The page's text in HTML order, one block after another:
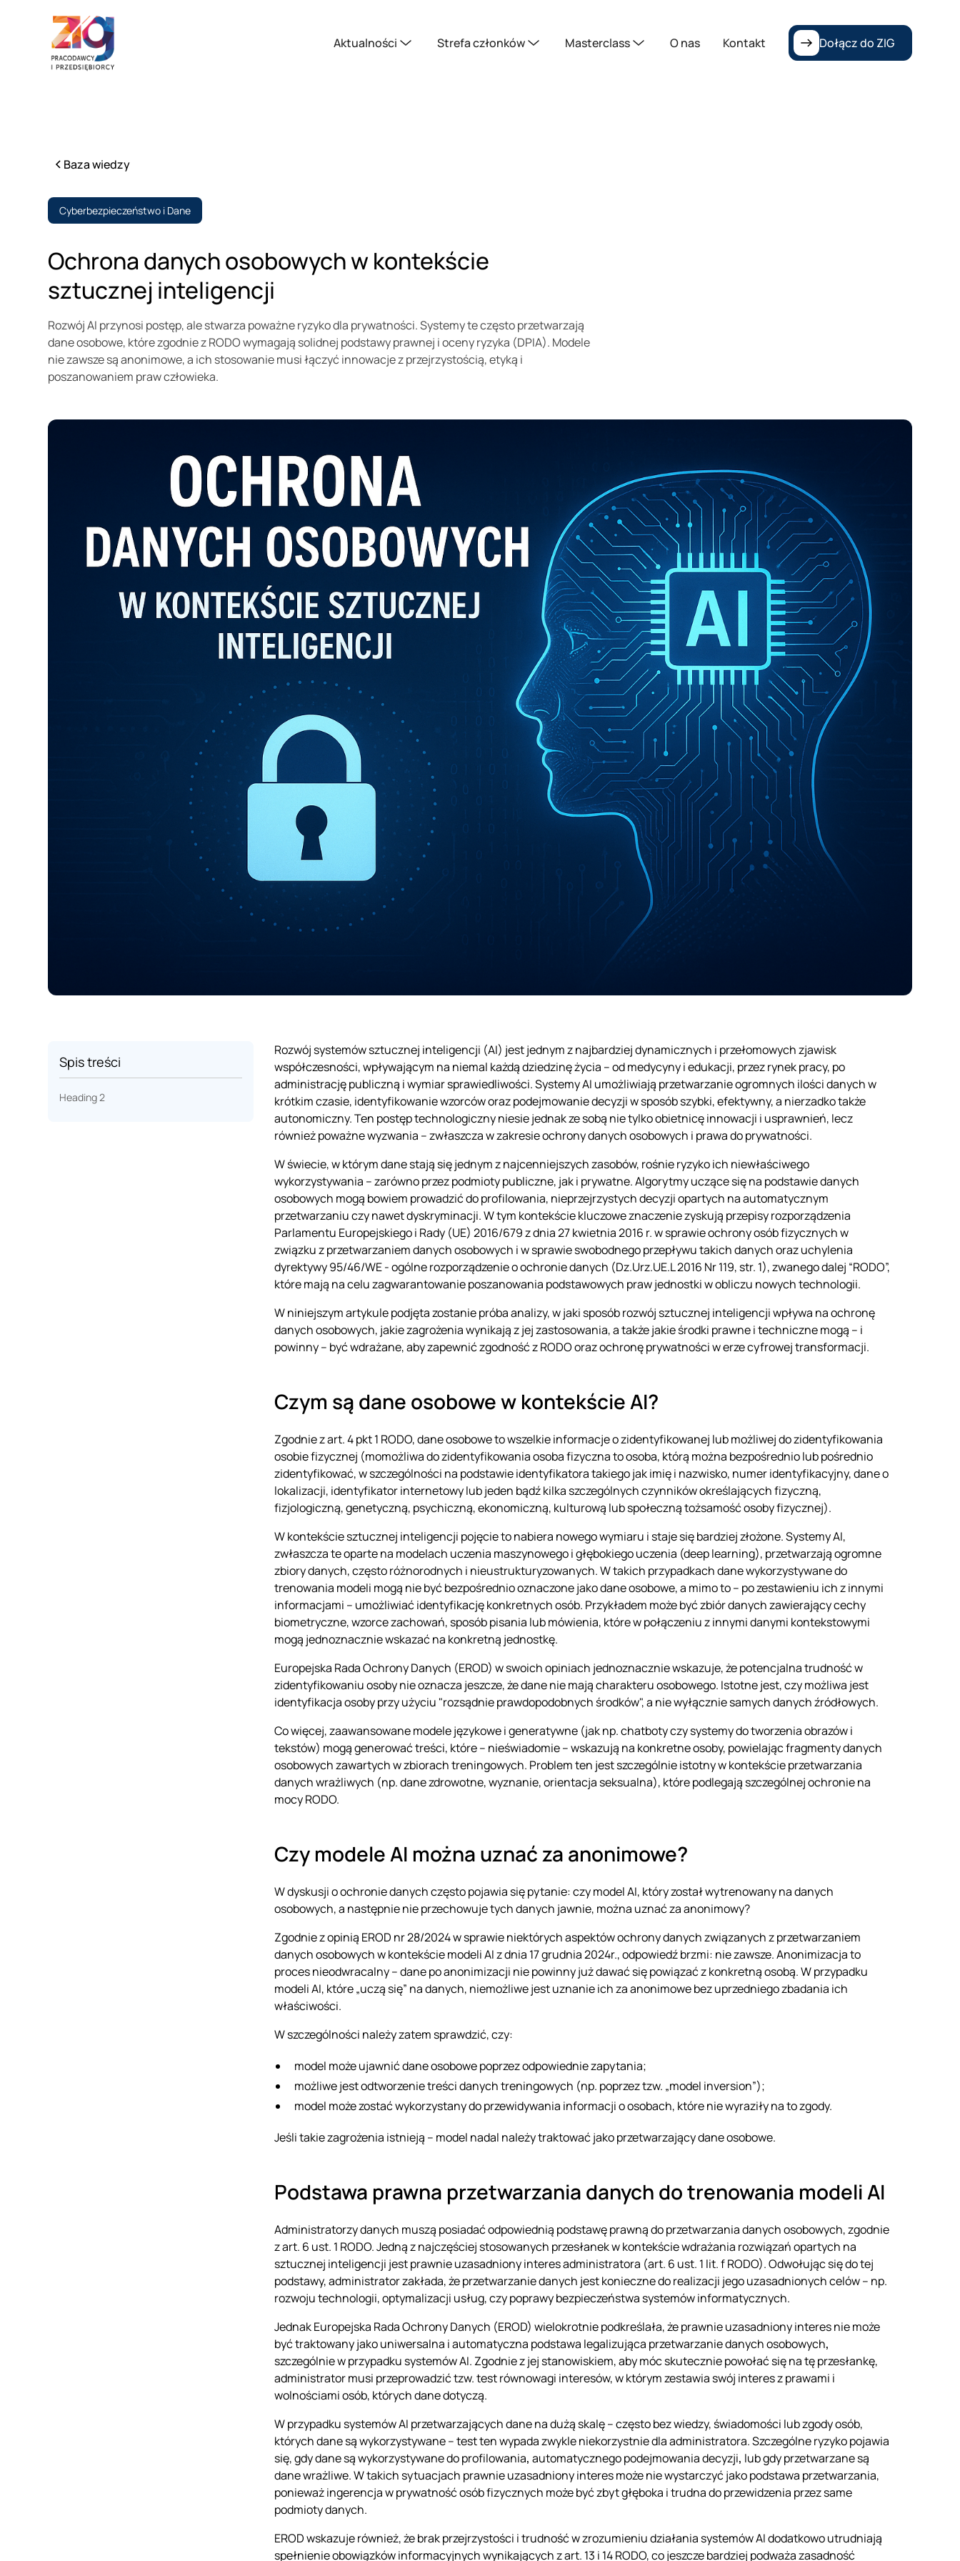
Aktualności Strefa członków Masterclass O nas Kontakt Dołącz do ZIG
Baza wiedzy
Cyberbezpieczeństwo i Dane
Ochrona danych osobowych w kontekście
sztucznej inteligencji
Rozwój AI przynosi postęp, ale stwarza poważne ryzyko dla prywatności. Systemy te często przetwarzają
dane osobowe, które zgodnie z RODO wymagają solidnej podstawy prawnej i oceny ryzyka (DPIA). Modele
nie zawsze są anonimowe, a ich stosowanie musi łączyć innowacje z przejrzystością, etyką i
poszanowaniem praw człowieka.
Spis treści
Heading 2
Rozwój systemów sztucznej inteligencji (AI) jest jednym z najbardziej dynamicznych i przełomowych zjawisk
współczesności, wpływającym na niemal każdą dziedzinę życia – od medycyny i edukacji, przez rynek pracy, po
administrację publiczną i wymiar sprawiedliwości. Systemy AI umożliwiają przetwarzanie ogromnych ilości danych w
krótkim czasie, identyfikowanie wzorców oraz podejmowanie decyzji w sposób szybki, efektywny, a nierzadko także
autonomiczny. Ten postęp technologiczny niesie jednak ze sobą nie tylko obietnicę innowacji i usprawnień, lecz
również poważne wyzwania – zwłaszcza w zakresie ochrony danych osobowych i prawa do prywatności.
W świecie, w którym dane stają się jednym z najcenniejszych zasobów, rośnie ryzyko ich niewłaściwego
wykorzystywania – zarówno przez podmioty publiczne, jak i prywatne. Algorytmy uczące się na podstawie danych
osobowych mogą bowiem prowadzić do profilowania, nieprzejrzystych decyzji opartych na automatycznym
przetwarzaniu czy nawet dyskryminacji. W tym kontekście kluczowe znaczenie zyskują przepisy rozporządzenia
Parlamentu Europejskiego i Rady (UE) 2016/679 z dnia 27 kwietnia 2016 r. w sprawie ochrony osób fizycznych w
związku z przetwarzaniem danych osobowych i w sprawie swobodnego przepływu takich danych oraz uchylenia
dyrektywy 95/46/WE - ogólne rozporządzenie o ochronie danych (Dz.Urz.UE.L 2016 Nr 119, str. 1), zwanego dalej “RODO”,
które mają na celu zagwarantowanie poszanowania podstawowych praw jednostki w obliczu nowych technologii.
W niniejszym artykule podjęta zostanie próba analizy, w jaki sposób rozwój sztucznej inteligencji wpływa na ochronę
danych osobowych, jakie zagrożenia wynikają z jej zastosowania, a także jakie środki prawne i techniczne mogą – i
powinny – być wdrażane, aby zapewnić zgodność z RODO oraz ochronę prywatności w erze cyfrowej transformacji.
Czym są dane osobowe w kontekście AI?
Zgodnie z art. 4 pkt 1 RODO, dane osobowe to wszelkie informacje o zidentyfikowanej lub możliwej do zidentyfikowania
osobie fizycznej (momożliwa do zidentyfikowania osoba fizyczna to osoba, którą można bezpośrednio lub pośrednio
zidentyfikować, w szczególności na podstawie identyfikatora takiego jak imię i nazwisko, numer identyfikacyjny, dane o
lokalizacji, identyfikator internetowy lub jeden bądź kilka szczególnych czynników określających fizyczną,
fizjologiczną, genetyczną, psychiczną, ekonomiczną, kulturową lub społeczną tożsamość osoby fizycznej).
W kontekście sztucznej inteligencji pojęcie to nabiera nowego wymiaru i staje się bardziej złożone. Systemy AI,
zwłaszcza te oparte na modelach uczenia maszynowego i głębokiego uczenia (deep learning), przetwarzają ogromne
zbiory danych, często różnorodnych i nieustrukturyzowanych. W takich przypadkach dane wykorzystywane do
trenowania modeli mogą nie być bezpośrednio oznaczone jako dane osobowe, a mimo to – po zestawieniu ich z innymi
informacjami – umożliwiać identyfikację konkretnych osób. Przykładem może być zbiór danych zawierający cechy
biometryczne, wzorce zachowań, sposób pisania lub mówienia, które w połączeniu z innymi danymi kontekstowymi
mogą jednoznacznie wskazać na konkretną jednostkę.
Europejska Rada Ochrony Danych (EROD) w swoich opiniach jednoznacznie wskazuje, że potencjalna trudność w
zidentyfikowaniu osoby nie oznacza jeszcze, że dane nie mają charakteru osobowego. Istotne jest, czy możliwa jest
identyfikacja osoby przy użyciu "rozsądnie prawdopodobnych środków", a nie wyłącznie samych danych źródłowych.
Co więcej, zaawansowane modele językowe i generatywne (jak np. chatboty czy systemy do tworzenia obrazów i
tekstów) mogą generować treści, które – nieświadomie – wskazują na konkretne osoby, powielając fragmenty danych
osobowych zawartych w zbiorach treningowych. Problem ten jest szczególnie istotny w kontekście przetwarzania
danych wrażliwych (np. dane zdrowotne, wyznanie, orientacja seksualna), które podlegają szczególnej ochronie na
mocy RODO.
Czy modele AI można uznać za anonimowe?
W dyskusji o ochronie danych często pojawia się pytanie: czy model AI, który został wytrenowany na danych
osobowych, a następnie nie przechowuje tych danych jawnie, można uznać za anonimowy?
Zgodnie z opinią EROD nr 28/2024 w sprawie niektórych aspektów ochrony danych związanych z przetwarzaniem
danych osobowych w kontekście modeli AI z dnia 17 grudnia 2024r., odpowiedź brzmi: nie zawsze. Anonimizacja to
proces nieodwracalny – dane po anonimizacji nie powinny już dawać się powiązać z konkretną osobą. W przypadku
modeli AI, które „uczą się” na danych, niemożliwe jest uznanie ich za anonimowe bez uprzedniego zbadania ich
właściwości.
W szczególności należy zatem sprawdzić, czy:
model może ujawnić dane osobowe poprzez odpowiednie zapytania;
możliwe jest odtworzenie treści danych treningowych (np. poprzez tzw. „model inversion”);
model może zostać wykorzystany do przewidywania informacji o osobach, które nie wyraziły na to zgody.
Jeśli takie zagrożenia istnieją – model nadal należy traktować jako przetwarzający dane osobowe.
Podstawa prawna przetwarzania danych do trenowania modeli AI
Administratorzy danych muszą posiadać odpowiednią podstawę prawną do przetwarzania danych osobowych, zgodnie
z art. 6 ust. 1 RODO. Jedną z najczęściej stosowanych przesłanek w kontekście wdrażania rozwiązań opartych na
sztucznej inteligencji jest prawnie uzasadniony interes administratora (art. 6 ust. 1 lit. f RODO). Odwołując się do tej
podstawy, administrator zakłada, że przetwarzanie danych jest konieczne do realizacji jego uzasadnionych celów – np.
rozwoju technologii, optymalizacji usług, czy poprawy bezpieczeństwa systemów informatycznych.
Jednak Europejska Rada Ochrony Danych (EROD) wielokrotnie podkreślała, że prawnie uzasadniony interes nie może
być traktowany jako uniwersalna i automatyczna podstawa legalizująca przetwarzanie danych osobowych,
szczególnie w przypadku systemów AI. Zgodnie z jej stanowiskiem, aby móc skutecznie powołać się na tę przesłankę,
administrator musi przeprowadzić tzw. test równowagi interesów, w którym zestawia swój interes z prawami i
wolnościami osób, których dane dotyczą.
W przypadku systemów AI przetwarzających dane na dużą skalę – często bez wiedzy, świadomości lub zgody osób,
których dane są wykorzystywane – test ten wypada zwykle niekorzystnie dla administratora. Szczególne ryzyko pojawia
się, gdy dane są wykorzystywane do profilowania, automatycznego podejmowania decyzji, lub gdy przetwarzane są
dane wrażliwe. W takich sytuacjach prawnie uzasadniony interes może nie wystarczyć jako podstawa przetwarzania,
ponieważ ingerencja w prywatność osób fizycznych może być zbyt głęboka i trudna do przewidzenia przez same
podmioty danych.
EROD wskazuje również, że brak przejrzystości i trudność w zrozumieniu działania systemów AI dodatkowo utrudniają
spełnienie obowiązków informacyjnych wynikających z art. 13 i 14 RODO, co jeszcze bardziej podważa zasadność